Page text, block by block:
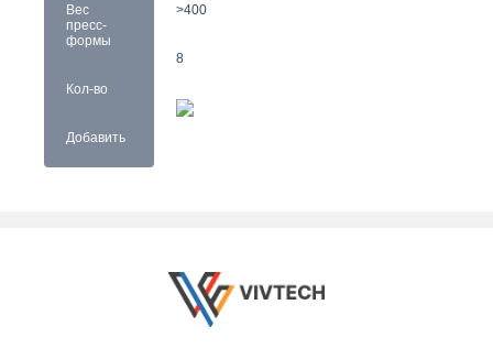
Вес
пресс-
формы
Кол-во
Добавить
>400
8